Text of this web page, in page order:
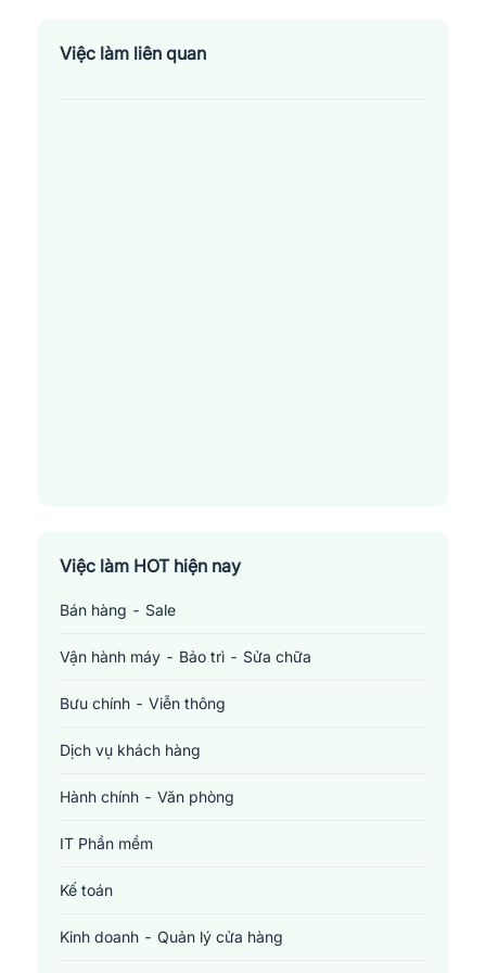
Việc làm liên quan
Việc làm HOT hiện nay
Bán hàng - Sale
Vận hành máy - Bảo trì - Sửa chữa
Bưu chính - Viễn thông
Dịch vụ khách hàng
Hành chính - Văn phòng
IT Phần mềm
Kế toán
Kinh doanh - Quản lý cửa hàng